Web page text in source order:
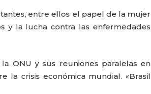
entre ellos el papel de la mujer
y la lucha contra las enfermedades
ONU y sus reuniones paralelas en
la crisis económica mundial. «Brasil